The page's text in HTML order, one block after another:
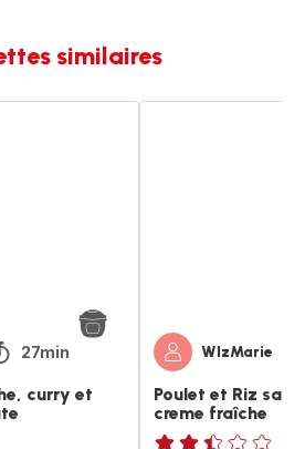
similaires
27min
curry et
WlzMarie
Poulet et Riz
creme fraîche